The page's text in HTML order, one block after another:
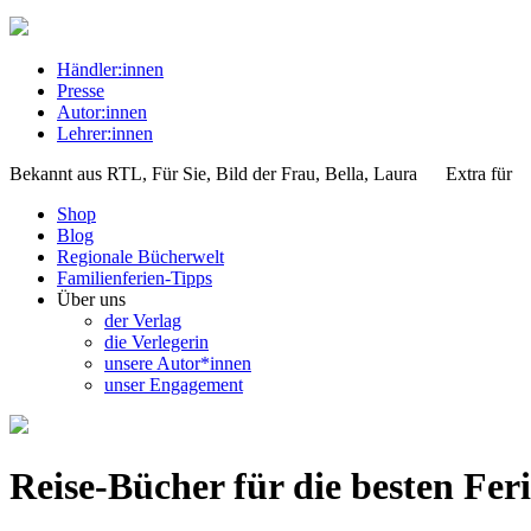
Händler:innen
Presse
Autor:innen
Lehrer:innen
Bekannt aus RTL, Für Sie, Bild der Frau, Bella, Laura Extra für
Shop
Blog
Regionale Bücherwelt
Familienferien-Tipps
Über uns
der Verlag
die Verlegerin
unsere Autor*innen
unser Engagement
Reise-Bücher für die besten